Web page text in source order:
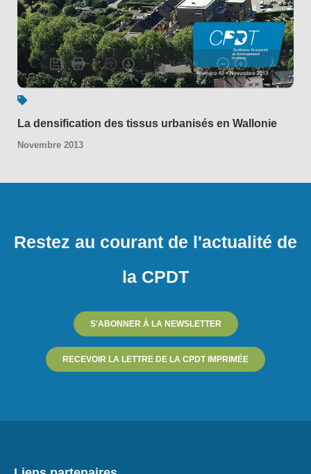
La densification des tissus urbanisés en Wallonie
Novembre 2013
Restez au courant de l'actualité de
la CPDT
S'ABONNER À LA NEWSLETTER
RECEVOIR LA LETTRE DE LA CPDT IMPRIMÉE